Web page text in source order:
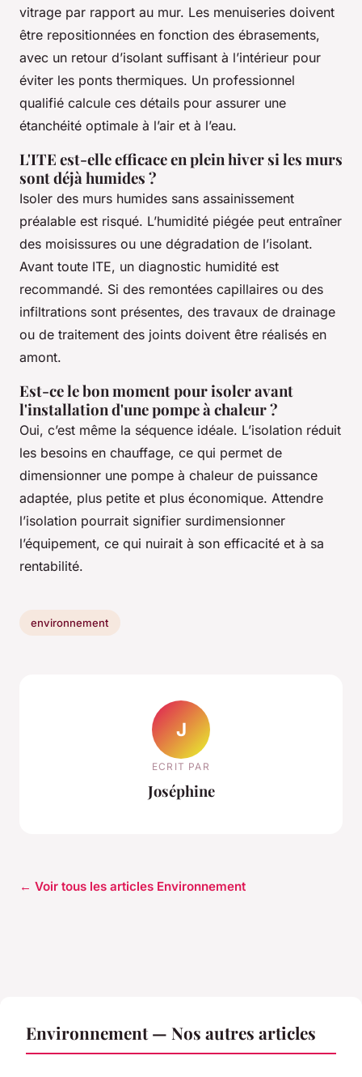
vitrage par rapport au mur. Les menuiseries doivent
être repositionnées en fonction des ébrasements,
avec un retour d’isolant suffisant à l’intérieur pour
éviter les ponts thermiques. Un professionnel
qualifié calcule ces détails pour assurer une
étanchéité optimale à l’air et à l’eau.
L'ITE est-elle efficace en plein hiver si les murs
sont déjà humides ?
Isoler des murs humides sans assainissement
préalable est risqué. L’humidité piégée peut entraîner
des moisissures ou une dégradation de l’isolant.
Avant toute ITE, un diagnostic humidité est
recommandé. Si des remontées capillaires ou des
infiltrations sont présentes, des travaux de drainage
ou de traitement des joints doivent être réalisés en
amont.
Est-ce le bon moment pour isoler avant
l'installation d'une pompe à chaleur ?
Oui, c’est même la séquence idéale. L’isolation réduit
les besoins en chauffage, ce qui permet de
dimensionner une pompe à chaleur de puissance
adaptée, plus petite et plus économique. Attendre
l’isolation pourrait signifier surdimensionner
l’équipement, ce qui nuirait à son efficacité et à sa
rentabilité.
environnement
J
ECRIT PAR
Joséphine
← Voir tous les articles Environnement
Environnement — Nos autres articles